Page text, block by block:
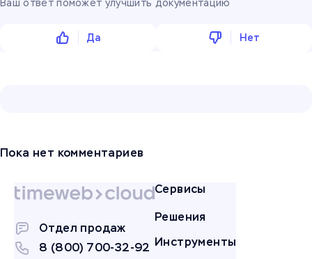
Ваш ответ поможет улучшить документацию
Да Нет
Пока нет комментариев
Отдел продаж
8 (800) 700-32-92
Сервисы
Решения
Инструменты